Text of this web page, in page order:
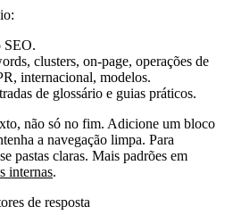
SEO.
clusters, on‑page, operações de
internacional, modelos.
de glossário e guias práticos.
não só no fim. Adicione um bloco
a navegação limpa. Para
pastas claras. Mais padrões em
internas.
de resposta